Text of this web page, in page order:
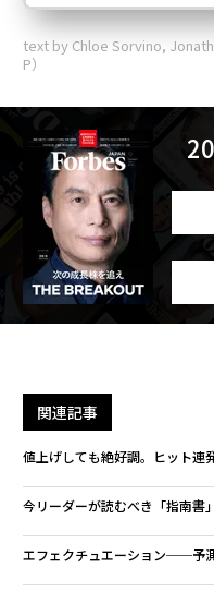
text by Chloe Sorvino,
P）
関連記事
値上げしても絶好調。ヒット連
今リーダーが読むべき「指南
エフェクチュエーション──予